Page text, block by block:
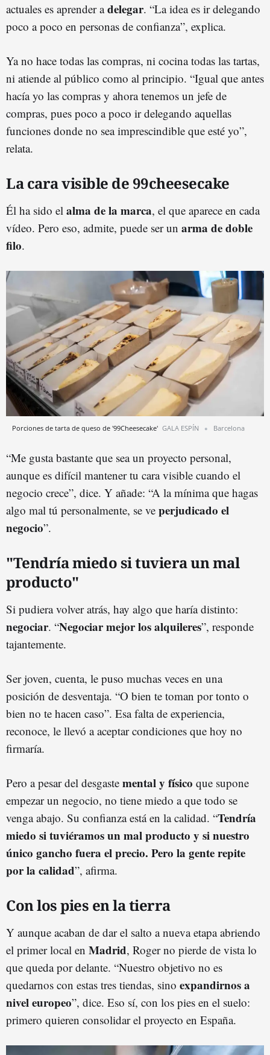
actuales es aprender adelegar. “La idea es ir delegando
poco a poco en personas de confianza”, explica.
Ya no hace todas las compras, ni cocina todas las tartas,
ni atiende al público como al principio. “Igual que antes
hacía yo las compras y ahora tenemos un jefe de
compras, pues poco a poco ir delegando aquellas
funciones donde no sea imprescindible que esté yo”,
relata.
La cara visible de 99cheesecake
Él ha sido el alma de la marca, el que aparece en cada
vídeo. Pero eso, admite, puede ser un arma de doble
filo.
Porciones de tarta de queso de '99Cheesecake' GALA ESPÍN Barcelona
“Me gusta bastante que sea un proyecto personal,
aunque es difícil mantener tu cara visible cuando el
negocio crece”, dice. Y añade: “A la mínima que hagas
algo mal tú personalmente, se ve perjudicado el
negocio”.
"Tendría miedo si tuviera un mal
producto"
Si pudiera volver atrás, hay algo que haría distinto:
negociar. “Negociar mejor los alquileres”, responde
tajantemente.
Ser joven, cuenta, le puso muchas veces en una
posición de desventaja. “O bien te toman por tonto o
bien no te hacen caso”. Esa falta de experiencia,
reconoce, le llevó a aceptar condiciones que hoy no
firmaría.
Pero a pesar del desgaste mental y físico que supone
empezar un negocio, no tiene miedo a que todo se
venga abajo. Su confianza está en la calidad. “Tendría
miedo si tuviéramos un mal producto y si nuestro
único gancho fuera el precio. Pero la gente repite
por la calidad”, afirma.
Con los pies en la tierra
Y aunque acaban de dar el salto a nueva etapa abriendo
el primer local en Madrid, Roger no pierde de vista lo
que queda por delante. “Nuestro objetivo no es
quedarnos con estas tres tiendas, sino expandirnos a
nivel europeo”, dice. Eso sí, con los pies en el suelo:
primero quieren consolidar el proyecto en España.